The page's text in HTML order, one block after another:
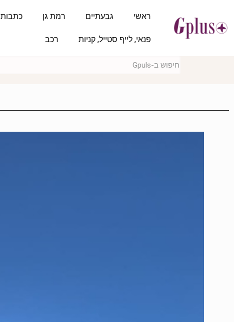
ראשי גבעתיים רמת גן כתבות
פנאי, לייף סטייל, קניות רכב